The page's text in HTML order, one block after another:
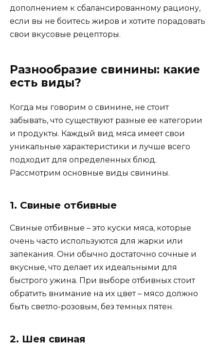
дополнением к сбалансированному рациону,
если вы не боитесь жиров и хотите порадовать
свои вкусовые рецепторы.
Разнообразие свинины: какие
есть виды?
Когда мы говорим о свинине, не стоит
забывать, что существуют разные ее категории
и продукты. Каждый вид мяса имеет свои
уникальные характеристики и лучше всего
подходит для определенных блюд.
Рассмотрим основные виды свинины.
1. Свиные отбивные
Свиные отбивные – это куски мяса, которые
очень часто используются для жарки или
запекания. Они обычно достаточно сочные и
вкусные, что делает их идеальными для
быстрого ужина. При выборе отбивных стоит
обратить внимание на их цвет – мясо должно
быть светло-розовым, без темных пятен.
2. Шея свиная